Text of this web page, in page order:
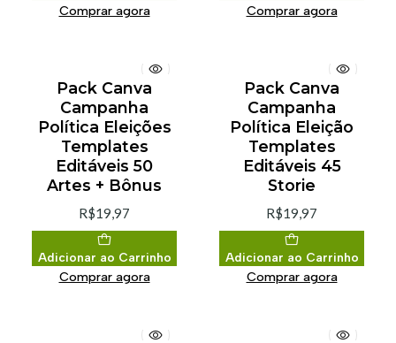
Comprar agora Comprar agora
Pack Canva
Campanha
Política Eleições
Templates
Editáveis 50
Artes + Bônus
R$19,97
Adicionar ao Carrinho
Comprar agora
Pack Canva
Campanha
Política Eleição
Templates
Editáveis 45
Storie
R$19,97
Adicionar ao Carrinho
Comprar agora